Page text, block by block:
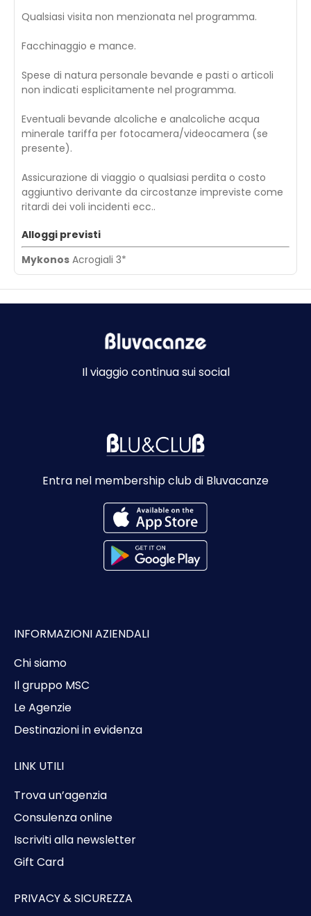
Qualsiasi visita non menzionata nel programma.
Facchinaggio e mance.
Spese di natura personale bevande e pasti o articoli
non indicati esplicitamente nel programma.
Eventuali bevande alcoliche e analcoliche acqua
minerale tariffa per fotocamera/videocamera (se
presente).
Assicurazione di viaggio o qualsiasi perdita o costo
aggiuntivo derivante da circostanze impreviste come
ritardi dei voli incidenti ecc..
Alloggi previsti
Mykonos Acrogiali 3*
Il viaggio continua sui social
Entra nel membership club di Bluvacanze
INFORMAZIONI AZIENDALI
Chi siamo
Il gruppo MSC
Le Agenzie
Destinazioni in evidenza
LINK UTILI
Trova un’agenzia
Consulenza online
Iscriviti alla newsletter
Gift Card
PRIVACY & SICUREZZA